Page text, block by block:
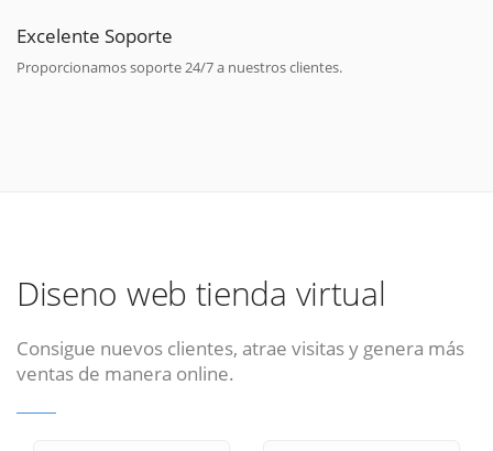
Excelente Soporte
Proporcionamos soporte 24/7 a nuestros clientes.
Diseno web tienda virtual
Consigue nuevos clientes, atrae visitas y genera más
ventas de manera online.